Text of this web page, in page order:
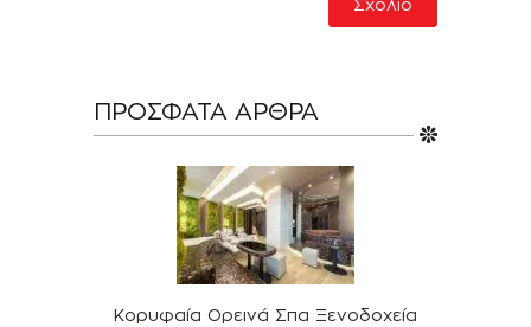
ΠΡΌΣΦΑΤΑ ΆΡΘΡΑ
Κορυφαία Ορεινά Σπα Ξενοδοχεία